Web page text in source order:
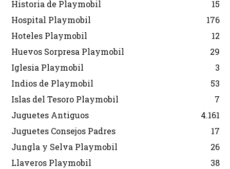
Historia de Playmobil
15
Hospital Playmobil
176
Hoteles Playmobil
12
Huevos Sorpresa Playmobil
29
Iglesia Playmobil
3
Indios de Playmobil
53
Islas del Tesoro Playmobil
7
Juguetes Antiguos
4.161
Juguetes Consejos Padres
17
Jungla y Selva Playmobil
26
Llaveros Playmobil
38